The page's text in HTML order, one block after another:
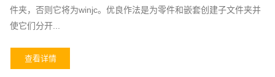
件夹，否则它将为winjc。优良作法是为零件和嵌套创建子文件夹并
使它们分开...
查看详情